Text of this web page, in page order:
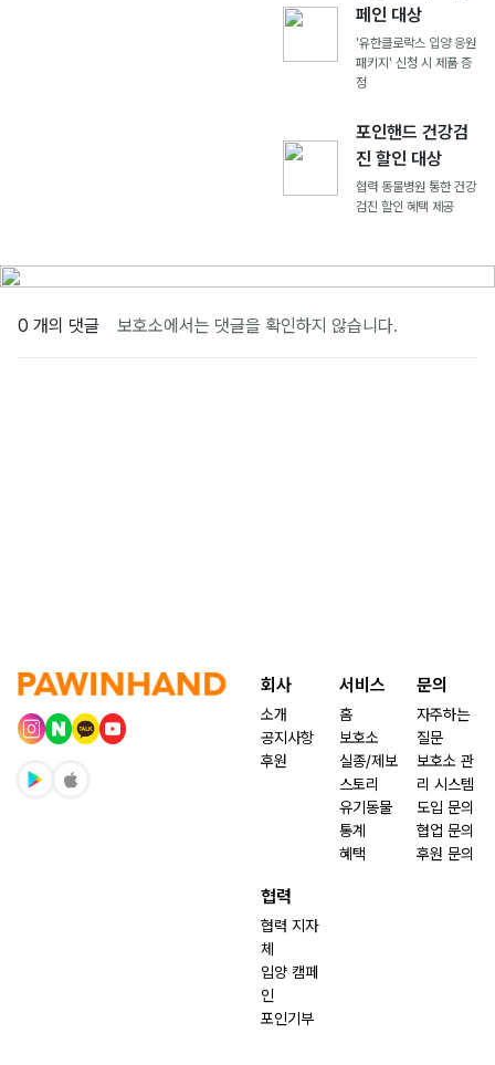
페인 대상
'유한클로락스 입양 응원
패키지' 신청 시 제품 증
정
포인핸드 건강검
진 할인 대상
협력 동물병원 통한 건강
검진 할인 혜택 제공
0 개의 댓글 보호소에서는 댓글을 확인하지 않습니다.
회사
소개
공지사항
후원
서비스
홈
보호소
실종/제보
스토리
유기동물
통계
혜택
문의
자주하는
질문
보호소 관
리 시스템
도입 문의
협업 문의
후원 문의
협력
협력 지자
체
입양 캠페
인
포인기부